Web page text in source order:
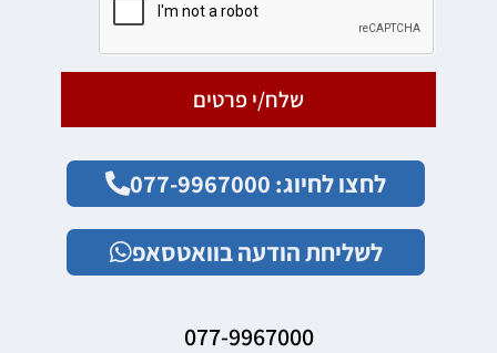
שלח/י פרטים
לחצו לחיוג: 077-9967000
לשליחת הודעה בוואטסאפ
077-9967000